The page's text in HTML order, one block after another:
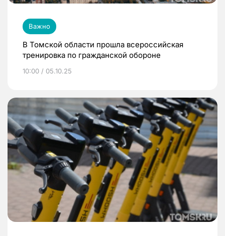
Важно
В Томской области прошла всероссийская
тренировка по гражданской обороне
10:00 / 05.10.25